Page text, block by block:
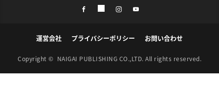
運営会社 プライバシーポリシー お問い合わせ
Copyright © NAIGAI PUBLISHING CO.,LTD. All rights reserved.